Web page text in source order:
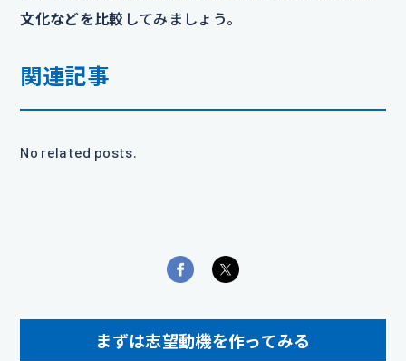
文化などを比較 してみましょう。
関連記事
No related posts.
まずは志望動機を作ってみる